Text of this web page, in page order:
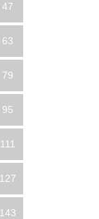
47
63
79
95
111
127
143